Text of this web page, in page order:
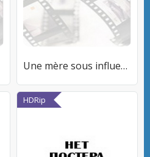
Une mère sous influence
HDRip